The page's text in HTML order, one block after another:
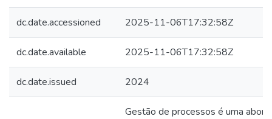
dc.date.accessioned 2025-11-06T17:32:58Z
dc.date.available 2025-11-06T17:32:58Z
dc.date.issued 2024
Gestão de processos é uma